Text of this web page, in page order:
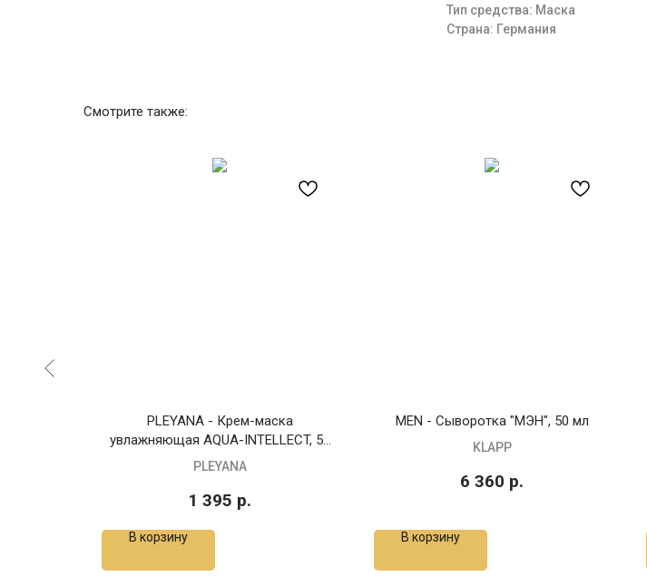
Тип средства: Маска
Страна: Германия
Смотрите также:
PLEYANA - Крем-маска
увлажняющая AQUA-INTELLECT, 50
мл
PLEYANA
1 395 р.
В корзину
MEN - Сыворотка "МЭН", 50 мл
KLAPP
6 360 р.
В корзину